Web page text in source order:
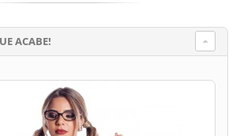
ACABE!